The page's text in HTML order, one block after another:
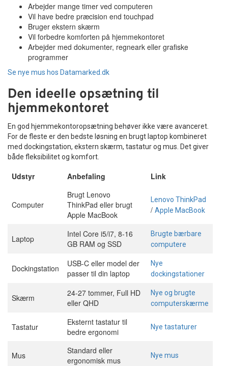
Arbejder mange timer ved computeren
Vil have bedre præcision end touchpad
Bruger ekstern skærm
Vil forbedre komforten på hjemmekontoret
Arbejder med dokumenter, regneark eller grafiske
programmer
Se nye mus hos Datamarked.dk
Den ideelle opsætning til
hjemmekontoret
En god hjemmekontoropsætning behøver ikke være avanceret.
For de fleste er den bedste løsning en brugt laptop kombineret
med dockingstation, ekstern skærm, tastatur og mus. Det giver
både fleksibilitet og komfort.
Udstyr Anbefaling Link
Computer
Brugt Lenovo
ThinkPad eller brugt
Apple MacBook
Lenovo ThinkPad
/ Apple MacBook
Laptop
Intel Core i5/i7, 8-16
GB RAM og SSD
Brugte bærbare
computere
Dockingstation
USB-C eller model der
passer til din laptop
Nye
dockingstationer
Skærm
24-27 tommer, Full HD
eller QHD
Nye og brugte
computerskærme
Tastatur
Eksternt tastatur til
bedre ergonomi
Nye tastaturer
Mus
Standard eller
ergonomisk mus
Nye mus